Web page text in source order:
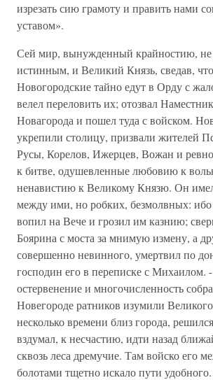
изрезать сию грамоту и править нами
уставом».
Сей мир, вынужденный крайностию,
истинным, и Великий Князь, сведав,
Новогородские тайно едут в Орду с
велел переловить их; отозвал
Новагорода и пошел туда с войском.
укрепили столицу, призвали жителей
Русы, Корелов, Ижерцев, Вожан и
к битве, одушевленные любовию к
ненавистию к Великому Князю. Он
между ими, но робких, безмолвных: ибо
вопил на Вече и грозил им казнию;
Боярина с моста за мнимую измену, а
совершенно невинного, умертвил по
господин его в переписке с Михаилом.
остервенение и многочисленность
Новегороде ратников изумили
несколько времени близ города,
вздумал, к несчастию, идти назад
сквозь леса дремучие. Там войско его
болотами тщетно искало пути